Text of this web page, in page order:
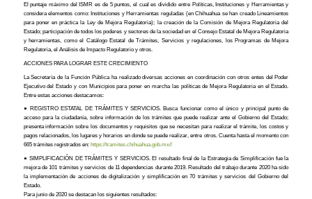
El puntaje máximo del ISMR es de 5 puntos, el cual es dividido entre Políticas, Instituciones y Herramientas y
considera elementos como: Instituciones y Herramientas reguladas (en Chihuahua se han creado Lineamientos
para poner en práctica la Ley de Mejora Regulatoria); la creación de la Comisión de Mejora Regulatoria del
Estado; participación de todos los poderes y sectores de la sociedad en el Consejo Estatal de Mejora Regulatoria
y herramientas, como el Catálogo Estatal de Trámites, Servicios y regulaciones, los Programas de Mejora
Regulatoria, el Análisis de Impacto Regulatorio y otros.
ACCIONES PARA LOGRAR ESTE CRECIMIENTO
La Secretaría de la Función Pública ha realizado diversas acciones en coordinación con otros entes del Poder
Ejecutivo del Estado y con Municipios para poner en marcha las políticas de Mejora Regulatoria en el Estado.
Entre estas acciones destacamos:
● REGISTRO ESTATAL DE TRÁMITES Y SERVICIOS. Busca funcionar como el único y principal punto de
acceso para la ciudadanía, sobre información de los trámites que puede realizar ante el Gobierno del Estado;
presenta información sobre los documentos y requisitos que se necesitan para realizar el trámite, los costos y
pagos relacionados, los lugares y horarios en donde se puede realizar, entre otros. Cuenta hasta el momento con
665 trámites registrados en: https://tramites.chihuahua.gob.mx//
● SIMPLIFICACIÓN DE TRÁMITES Y SERVICIOS. El resultado final de la Estrategia de Simplificación fue la
mejora de 101 trámites y servicios de 11 dependencias durante 2019. Resultado del trabajo durante 2020 ha sido
la implementación de acciones de digitalización y simplificación en 70 trámites y servicios del Gobierno del
Estado.
Para junio de 2020 se destacan los siguientes resultados: